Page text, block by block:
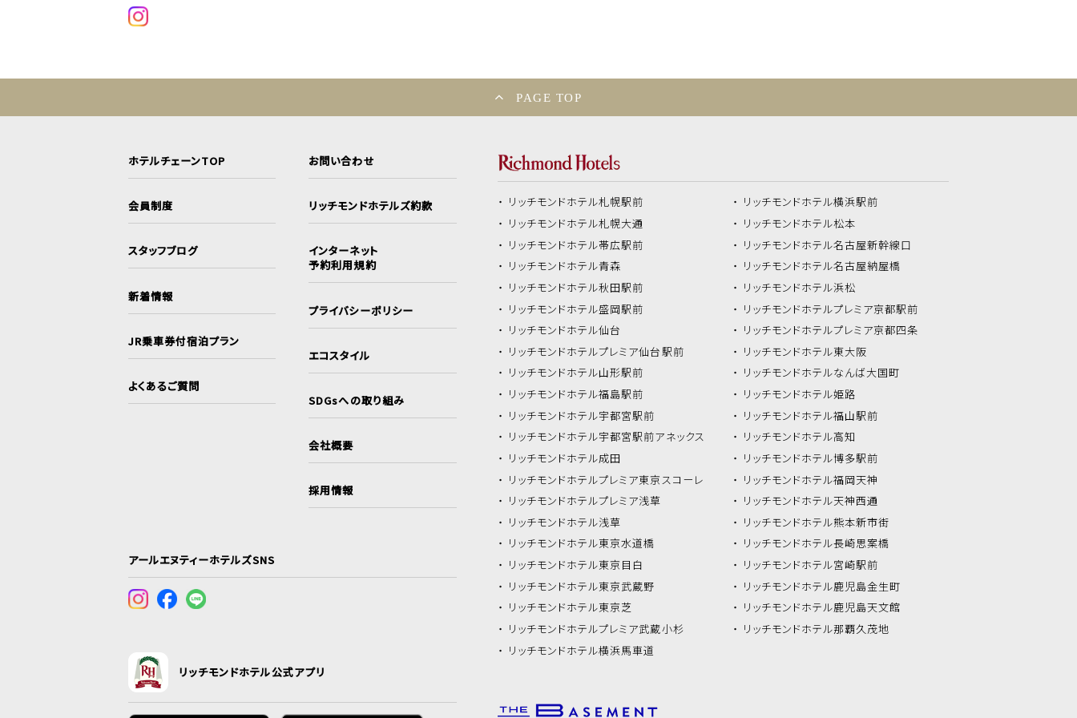
PAGE TOP
ホテルチェーンTOP
会員制度
スタッフブログ
新着情報
JR乗車券付宿泊プラン
よくあるご質問
お問い合わせ
リッチモンドホテルズ約款
インターネット
予約利用規約
プライバシーポリシー
エコスタイル
SDGsへの取り組み
会社概要
採用情報
アールエヌティーホテルズSNS
リッチモンドホテル公式アプリ
リッチモンドホテル札幌駅前
リッチモンドホテル札幌大通
リッチモンドホテル帯広駅前
リッチモンドホテル青森
リッチモンドホテル秋田駅前
リッチモンドホテル盛岡駅前
リッチモンドホテル仙台
リッチモンドホテルプレミア仙台駅前
リッチモンドホテル山形駅前
リッチモンドホテル福島駅前
リッチモンドホテル宇都宮駅前
リッチモンドホテル宇都宮駅前アネックス
リッチモンドホテル成田
リッチモンドホテルプレミア東京スコーレ
リッチモンドホテルプレミア浅草
リッチモンドホテル浅草
リッチモンドホテル東京水道橋
リッチモンドホテル東京目白
リッチモンドホテル東京武蔵野
リッチモンドホテル東京芝
リッチモンドホテルプレミア武蔵小杉
リッチモンドホテル横浜馬車道
リッチモンドホテル横浜駅前
リッチモンドホテル松本
リッチモンドホテル名古屋新幹線口
リッチモンドホテル名古屋納屋橋
リッチモンドホテル浜松
リッチモンドホテルプレミア京都駅前
リッチモンドホテルプレミア京都四条
リッチモンドホテル東大阪
リッチモンドホテルなんば大国町
リッチモンドホテル姫路
リッチモンドホテル福山駅前
リッチモンドホテル高知
リッチモンドホテル博多駅前
リッチモンドホテル福岡天神
リッチモンドホテル天神西通
リッチモンドホテル熊本新市街
リッチモンドホテル長崎思案橋
リッチモンドホテル宮崎駅前
リッチモンドホテル鹿児島金生町
リッチモンドホテル鹿児島天文館
リッチモンドホテル那覇久茂地